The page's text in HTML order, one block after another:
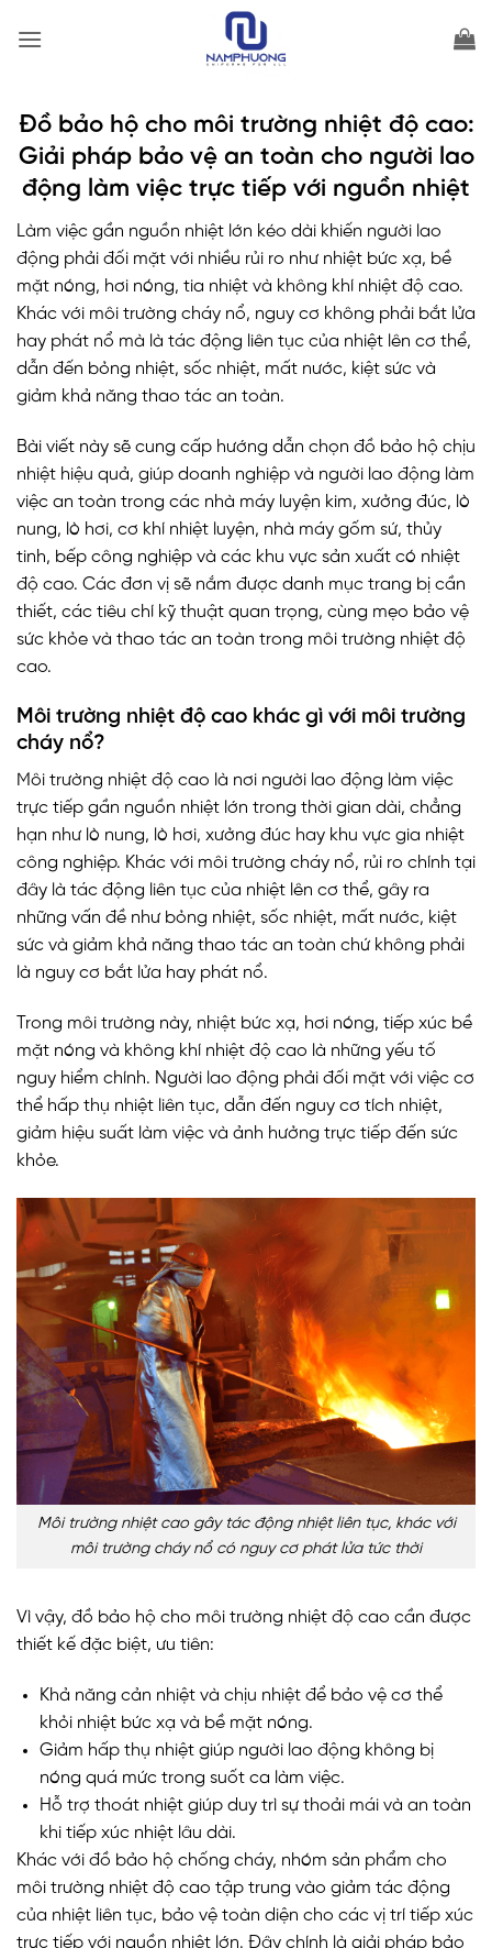
qua
Đồ bảo hộ cho môi trường nhiệt độ cao:
Giải pháp bảo vệ an toàn cho người lao
động làm việc trực tiếp với nguồn nhiệt
Làm việc gần nguồn nhiệt lớn kéo dài khiến người lao
động phải đối mặt với nhiều rủi ro như nhiệt bức xạ, bề
mặt nóng, hơi nóng, tia nhiệt và không khí nhiệt độ cao.
Khác với môi trường cháy nổ, nguy cơ không phải bắt lửa
hay phát nổ mà là tác động liên tục của nhiệt lên cơ thể,
dẫn đến bỏng nhiệt, sốc nhiệt, mất nước, kiệt sức và
giảm khả năng thao tác an toàn.
Bài viết này sẽ cung cấp hướng dẫn chọn đồ bảo hộ chịu
nhiệt hiệu quả, giúp doanh nghiệp và người lao động làm
việc an toàn trong các nhà máy luyện kim, xưởng đúc, lò
nung, lò hơi, cơ khí nhiệt luyện, nhà máy gốm sứ, thủy
tinh, bếp công nghiệp và các khu vực sản xuất có nhiệt
độ cao. Các đơn vị sẽ nắm được danh mục trang bị cần
thiết, các tiêu chí kỹ thuật quan trọng, cùng mẹo bảo vệ
sức khỏe và thao tác an toàn trong môi trường nhiệt độ
cao.
Môi trường nhiệt độ cao khác gì với môi trường
cháy nổ?
Môi trường nhiệt độ cao là nơi người lao động làm việc
trực tiếp gần nguồn nhiệt lớn trong thời gian dài, chẳng
hạn như lò nung, lò hơi, xưởng đúc hay khu vực gia nhiệt
công nghiệp. Khác với môi trường cháy nổ, rủi ro chính tại
đây là tác động liên tục của nhiệt lên cơ thể, gây ra
những vấn đề như bỏng nhiệt, sốc nhiệt, mất nước, kiệt
sức và giảm khả năng thao tác an toàn chứ không phải
là nguy cơ bắt lửa hay phát nổ.
Trong môi trường này, nhiệt bức xạ, hơi nóng, tiếp xúc bề
mặt nóng và không khí nhiệt độ cao là những yếu tố
nguy hiểm chính. Người lao động phải đối mặt với việc cơ
thể hấp thụ nhiệt liên tục, dẫn đến nguy cơ tích nhiệt,
giảm hiệu suất làm việc và ảnh hưởng trực tiếp đến sức
khỏe.
Môi trường nhiệt cao gây tác động nhiệt liên tục, khác với
môi trường cháy nổ có nguy cơ phát lửa tức thời
Vì vậy, đồ bảo hộ cho môi trường nhiệt độ cao cần được
thiết kế đặc biệt, ưu tiên:
Khả năng cản nhiệt và chịu nhiệt để bảo vệ cơ thể
khỏi nhiệt bức xạ và bề mặt nóng.
Giảm hấp thụ nhiệt giúp người lao động không bị
nóng quá mức trong suốt ca làm việc.
Hỗ trợ thoát nhiệt giúp duy trì sự thoải mái và an toàn
khi tiếp xúc nhiệt lâu dài.
Khác với đồ bảo hộ chống cháy, nhóm sản phẩm cho
môi trường nhiệt độ cao tập trung vào giảm tác động
của nhiệt liên tục, bảo vệ toàn diện cho các vị trí tiếp xúc
trực tiếp với nguồn nhiệt lớn. Đây chính là giải pháp bảo